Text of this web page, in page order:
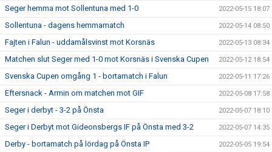
Seger hemma mot Sollentuna med 1-0 2022-05-15 18:07
Sollentuna - dagens hemmamatch 2022-05-14 08:50
Fajten i Falun - uddamålsvinst mot Korsnäs 2022-05-13 08:34
Matchen slut Seger med 1-0 mot Korsnäs i Svenska Cupen 2022-05-12 18:54
Svenska Cupen omgång 1 - bortamatch i Falun 2022-05-11 17:26
Eftersnack - Armin om matchen mot GIF 2022-05-08 17:58
Seger i derbyt - 3-2 på Önsta 2022-05-07 18:10
Seger i Derbyt mot Gideonsbergs IF på Önsta med 3-2 2022-05-07 14:35
Derby - bortamatch på lördag på Önsta IP 2022-05-05 19:54